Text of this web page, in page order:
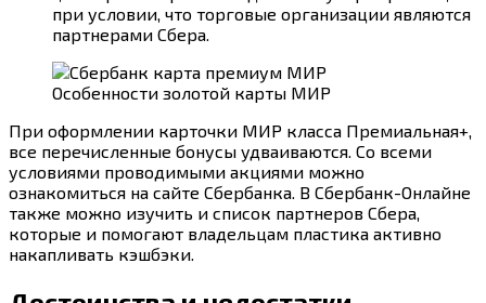
при условии, что торговые организации являются
партнерами Сбера.
Особенности золотой карты МИР
При оформлении карточки МИР класса Премиальная+,
все перечисленные бонусы удваиваются. Со всеми
условиями проводимыми акциями можно
ознакомиться на сайте Сбербанка. В Сбербанк-Онлайне
также можно изучить и список партнеров Сбера,
которые и помогают владельцам пластика активно
накапливать кэшбэки.